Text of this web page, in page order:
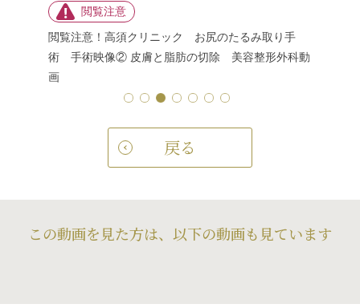
閲覧注意！高須クリニック お尻のたるみ取り手
術 手術映像② 皮膚と脂肪の切除 美容整形外科動
画
戻る
この動画を見た方は、以下の動画も見ています